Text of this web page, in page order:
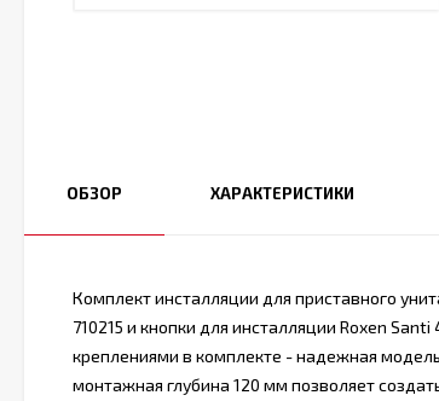
ОБЗОР ХАРАКТЕРИСТИКИ
Комплект инсталляции для приставного
710215 и кнопки для инсталляции Roxen
креплениями в комплекте - надежная
монтажная глубина 120 мм позволяет